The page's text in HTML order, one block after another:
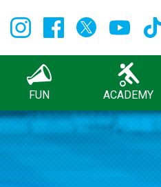
FUN ACADEMY